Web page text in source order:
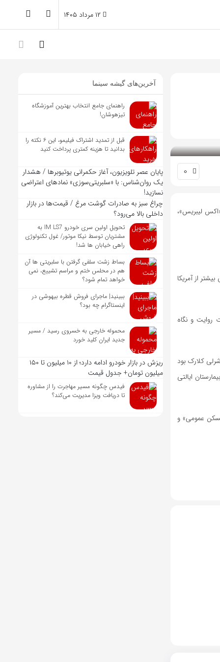
0
لیبریس»،
بیشتر از آمریکا
(۲۰۲۳) – به دلیل پیچیدگی، قدرت روایت و نگاه
کلارک بود
ایالتی
«مسکن عمومی» و
آخرین‌های گیشه سینما
راهنمای جامع انتخاب بهترین آموزشگاه
تیزهوشان!
قبل از تمدید اشتراک فیلیمو، این ۶ نکته را
بدانید تا هزینه کمتری پرداخت کنید
پایان عصر تلویزیون، آغاز حکمرانی یوتیوبرها / هشدار
یک روان‌شناس: با «سلبریتی‌سوزی» نمادهای اعتراضی
نسازید!
چراغ سبز به صادرات گوشت مرغ / قیمت‌ها در بازار
داخلی بالا می‌رود؟
تحویل اولین سری خودرو IM LS7 به
مشتریان توسط نیکا موتور/ غول تکنولوژی
راهی خیابان ها شد!
بساط زشت سلفی گرفتن با سلبریتی ها آن
هم در محلس ختم و مراسم تشییع، نمی
خواهد تمام شود؟
ببینید| ماجرای فروش قطره بیهوشی در
اینستاگرام چه بود؟
محموله خارجی به خسروی رسید / مسیر
جدید ایران کلید خورد
ریزش در بازار خودرو ادامه دارد؛ از ۱۰ میلیون تا ۱۵۰
میلیون تومان+ جدول قیمت
فیدس چگونه مسیر مهاجرت را از مشاوره
تا دریافت ویزا مدیریت می‌کند؟